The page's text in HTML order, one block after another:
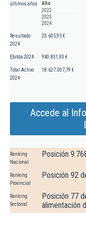
últimos años
Año
2022
2023
2024
Resultado
2024
23.605,95 €
Ebitda 2024 940.831,93 €
Total Activo
2024
18.627.007,79 €
Accede al
Ranking
Nacional
Posición
Ranking
Provincial
Posición 92
Ranking
Sectorial
Posición 77
alimentación